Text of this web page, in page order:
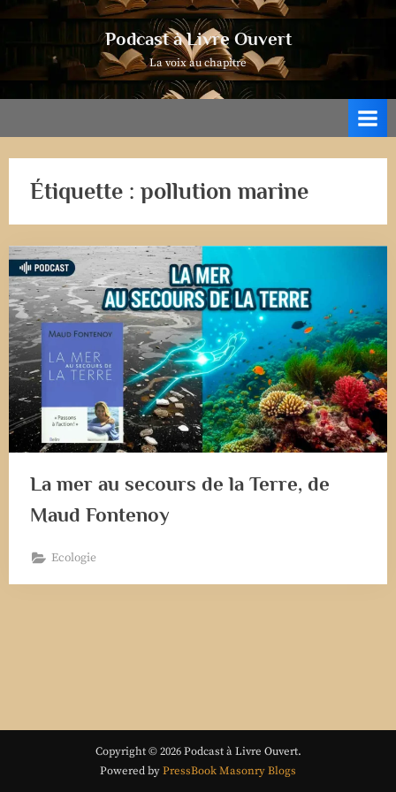
Podcast à Livre Ouvert
La voix au chapitre
Étiquette : pollution marine
La mer au secours de la Terre, de
Maud Fontenoy
Ecologie
Copyright © 2026 Podcast à Livre Ouvert.
Powered byPressBook Masonry Blogs